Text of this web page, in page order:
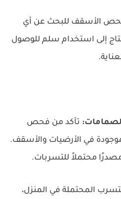
الأسقف للبحث عن أي
إلى استخدام سلم للوصول
تأكد من فحص
في الأرضيات والأسقف.
محتملاً للتسربات.
المحتملة في المنزل،